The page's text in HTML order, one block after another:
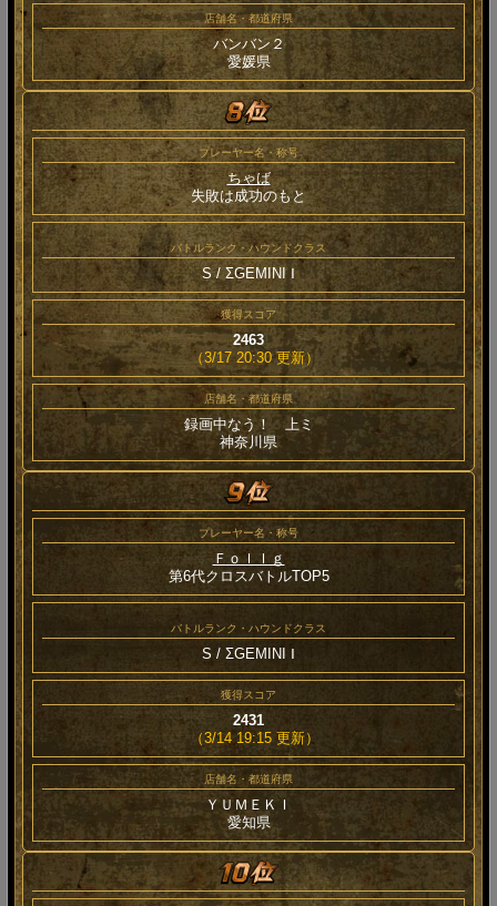
店舗名・都道府県
バンバン２
愛媛県
プレーヤー名・称号
ちゃば
失敗は成功のもと
バトルランク・ハウンドクラス
S / ΣGEMINI Ⅰ
獲得スコア
2463
（3/17 20:30 更新）
店舗名・都道府県
録画中なう！ 上ミ
神奈川県
プレーヤー名・称号
Ｆｏｌｌｇ
第6代クロスバトルTOP5
バトルランク・ハウンドクラス
S / ΣGEMINI Ⅰ
獲得スコア
2431
（3/14 19:15 更新）
店舗名・都道府県
ＹＵＭＥＫＩ
愛知県